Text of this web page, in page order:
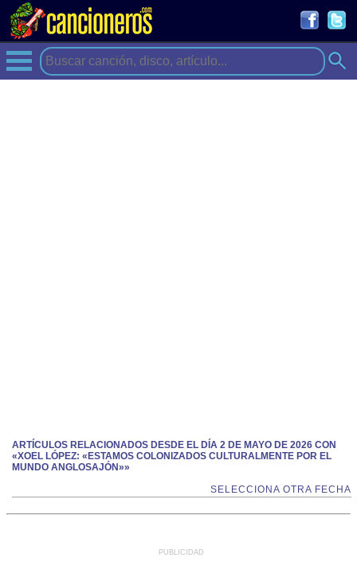
ARTÍCULOS RELACIONADOS DESDE EL DÍA 2 DE MAYO DE 2026 CON
«XOEL LÓPEZ: «ESTAMOS COLONIZADOS CULTURALMENTE POR EL
MUNDO ANGLOSAJÓN»»
SELECCIONA OTRA FECHA
PUBLICIDAD